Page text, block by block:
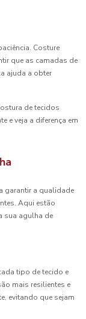
Costure
que as camadas de
ajuda a obter
de tecidos
e veja a diferença em
garantir a qualidade
Aqui estão
sua agulha de
tipo de tecido e
mais resilientes e
evitando que sejam